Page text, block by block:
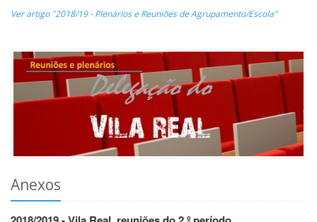
Ver artigo "2018/19 - Plenários e Reuniões de Agrupamento/Escola"
Anexos